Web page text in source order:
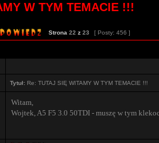
W TYM TEMACIE !!!
Strona 22 z 23 [ Posty: 456 ]
Tytuł: Re: TUTAJ SIĘ WITAMY W TYM TEMACIE !!!
Witam,
Wojtek, A5 F5 3.0 50TDI - muszę w tym